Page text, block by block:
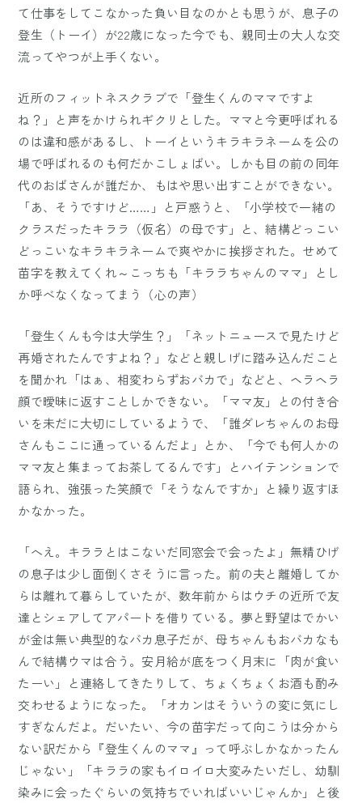
て仕事をしてこなかった負い目なのかとも思うが、息子の
登生（トーイ）が22歳になった今でも、親同士の大人な交
流ってやつが上手くない。
近所のフィットネスクラブで「登生くんのママですよ
ね？」と声をかけられギクリとした。ママと今更呼ばれる
のは違和感があるし、トーイというキラキラネームを公の
場で呼ばれるのも何だかこしょばい。しかも目の前の同年
代のおばさんが誰だか、もはや思い出すことができない。
「あ、そうですけど……」と戸惑うと、「小学校で一緒の
クラスだったキララ（仮名）の母です」と、結構どっこい
どっこいなキラキラネームで爽やかに挨拶された。せめて
苗字を教えてくれ～こっちも「キララちゃんのママ」とし
か呼べなくなってまう（心の声）
「登生くんも今は大学生？」「ネットニュースで見たけど
再婚されたんですよね？」などと親しげに踏み込んだこと
を聞かれ「はぁ、相変わらずおバカで」などと、ヘラヘラ
顔で曖昧に返すことしかできない。「ママ友」との付き合
いを未だに大切にしているようで、「誰ダレちゃんのお母
さんもここに通っているんだよ」とか、「今でも何人かの
ママ友と集まってお茶してるんです」とハイテンションで
語られ、強張った笑顔で「そうなんですか」と繰り返すほ
かなかった。
「へえ。キララとはこないだ同窓会で会ったよ」無精ひげ
の息子は少し面倒くさそうに言った。前の夫と離婚してか
らは離れて暮らしていたが、数年前からはウチの近所で友
達とシェアしてアパートを借りている。夢と野望はでかい
が金は無い典型的なバカ息子だが、母ちゃんもおバカなも
んで結構ウマは合う。安月給が底をつく月末に「肉が食い
たーい」と連絡してきたりして、ちょくちょくお酒も酌み
交わせるようになった。「オカンはそういうの変に気にし
すぎなんだよ。だいたい、今の苗字だって向こうは分から
ない訳だから『登生くんのママ』って呼ぶしかなかったん
じゃない」「キララの家もイロイロ大変みたいだし、幼馴
染みに会ったぐらいの気持ちでいればいいじゃんか」と後